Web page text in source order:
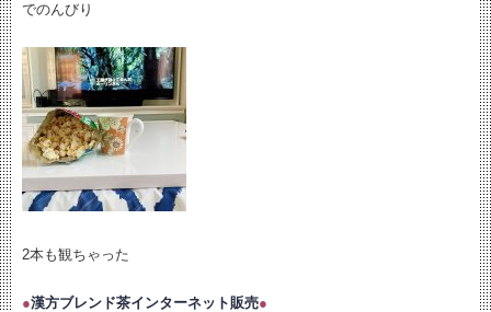
でのんびり
2本も観ちゃった
●漢方ブレンド茶インターネット販売●